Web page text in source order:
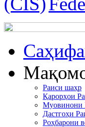
Раиси шаҳр
Қарорҳои
Муовинони
Дастгоҳи
Роҳбарони